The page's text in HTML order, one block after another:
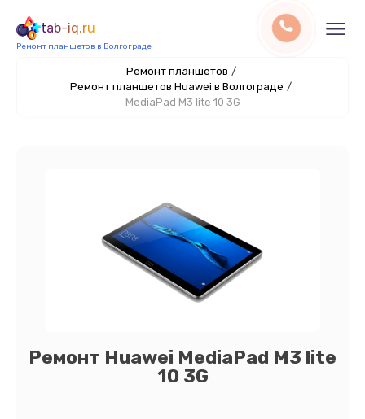
tab-iq.ru
Ремонт планшетов в Волгограде
Ремонт планшетов /
Ремонт планшетов Huawei в Волгограде /
MediaPad M3 lite 10 3G
Ремонт Huawei MediaPad M3 lite
10 3G